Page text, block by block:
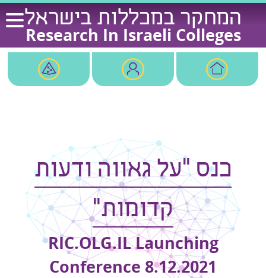
Skip
content
המחקר במכללות בישראל
Research In Israeli Colleges
כנס "על גאווה ודעות
קדומות"
RIC.OLG.IL Launching
Conference 8.12.2021